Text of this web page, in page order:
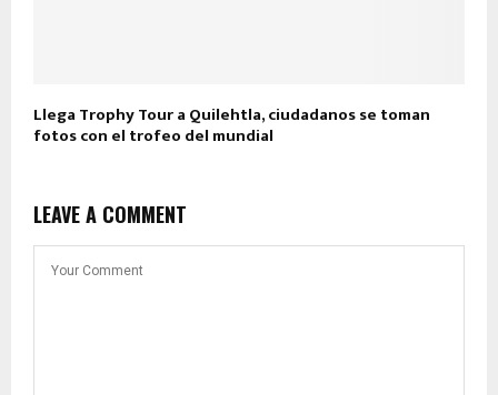
Llega Trophy Tour a Quilehtla, ciudadanos se toman
fotos con el trofeo del mundial
LEAVE A COMMENT